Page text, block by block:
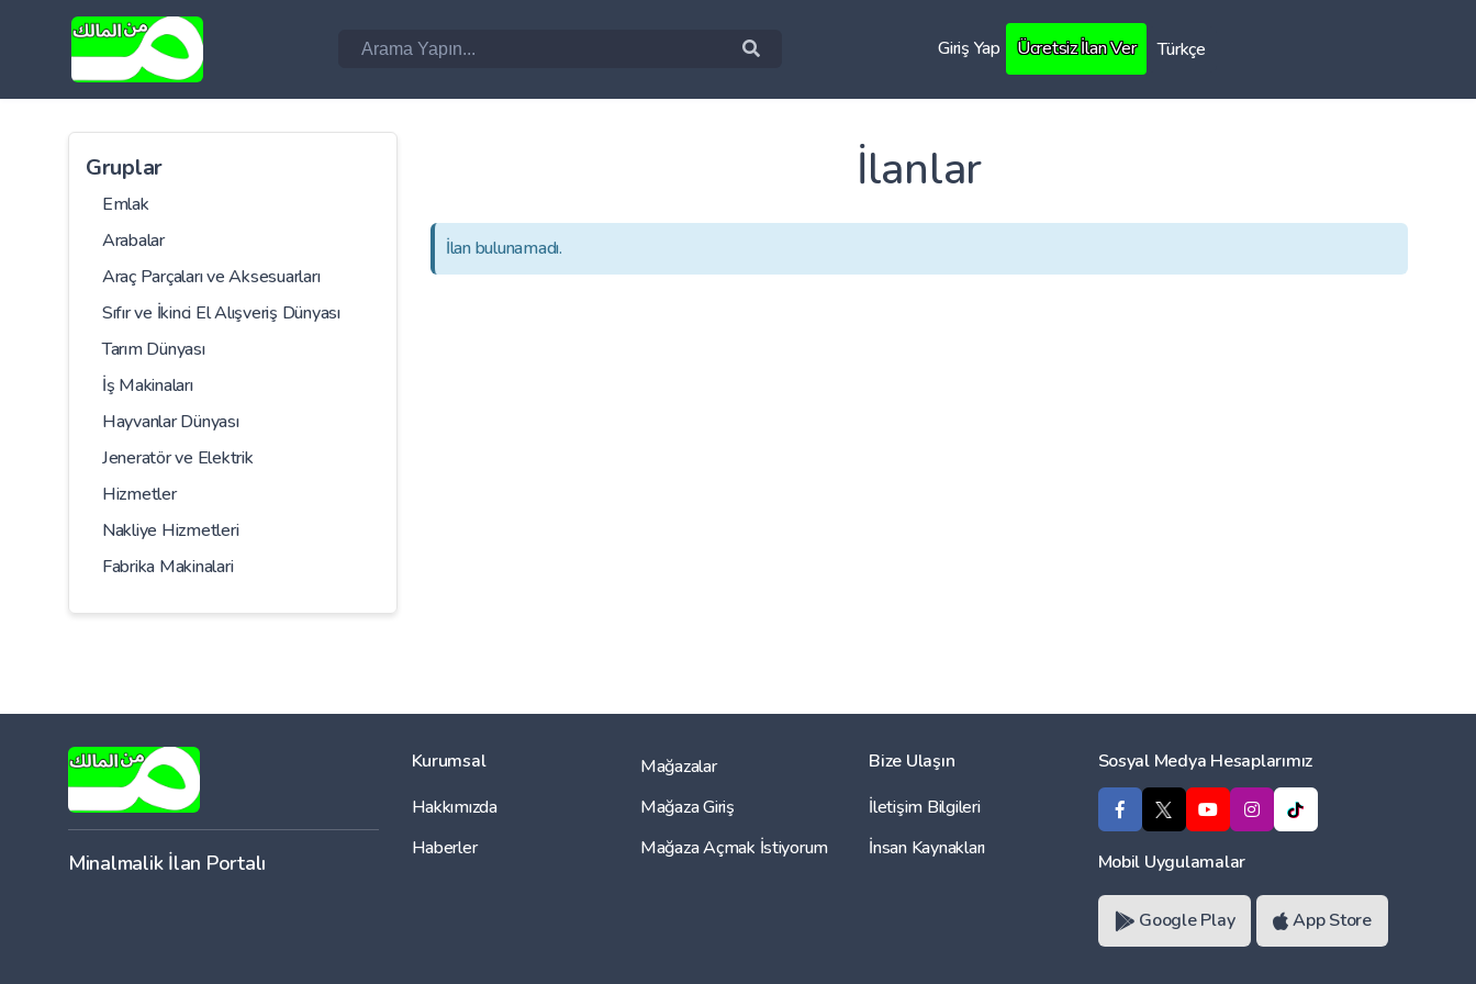
Giriş Yap Ücretsiz İlan Ver Türkçe
Gruplar
Emlak
Arabalar
Araç Parçaları ve Aksesuarları
Sıfır ve İkinci El Alışveriş Dünyası
Tarım Dünyası
İş Makinaları
Hayvanlar Dünyası
Jeneratör ve Elektrik
Hizmetler
Nakliye Hizmetleri
Fabrika Makinalari
İlanlar
İlan bulunamadı.
Minalmalik İlan Portalı
Kurumsal
Hakkımızda
Haberler
Mağazalar
Mağaza Giriş
Mağaza Açmak İstiyorum
Bize Ulaşın
İletişim Bilgileri
İnsan Kaynakları
Sosyal Medya Hesaplarımız
Mobil Uygulamalar
Google Play App Store